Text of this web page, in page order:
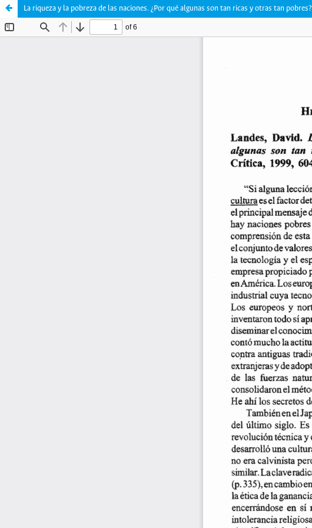
La riqueza y la pobreza de las naciones. ¿Por qué algunas son tan ricas y otras tan pobres?